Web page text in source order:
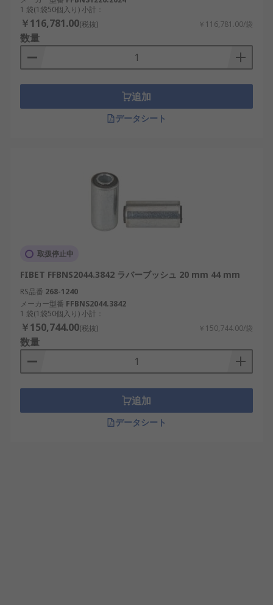
1 袋(1袋50個入り) 小計：
￥116,781.00(税抜) ￥116,781.00/袋
数量
追加
データシート
取扱停止中
FIBET FFBNS2044.3842 ラバーブッシュ 20 mm 44 mm
RS品番 268-1240
メーカー型番 FFBNS2044.3842
1 袋(1袋50個入り) 小計：
￥150,744.00(税抜) ￥150,744.00/袋
数量
追加
データシート